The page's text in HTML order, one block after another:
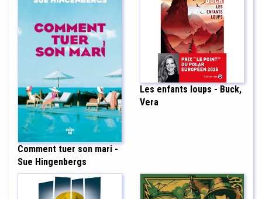
Comment tuer son mari -
Sue Hingenbergs
Les enfants loups - Buck,
Vera